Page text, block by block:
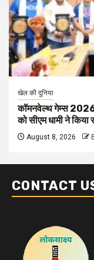
खेल की दुनिया
कॉमनवेल्थ गेम्स 2026
को सीएम धामी ने किया
August 8, 2026
CONTACT